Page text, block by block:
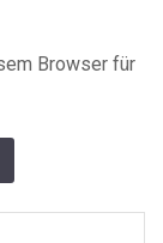
Browser für